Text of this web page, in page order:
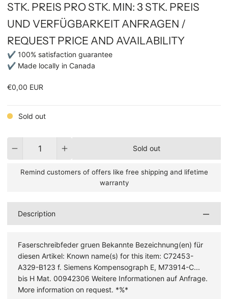
STK. PREIS PRO STK. MIN: 3 STK. PREIS
UND VERFÜGBARKEIT ANFRAGEN /
REQUEST PRICE AND AVAILABILITY
✔ 100% satisfaction guarantee
✔ Made locally in Canada
€0,00 EUR
Sold out
Sold out
Remind customers of offers like free shipping and lifetime
warranty
Description
Faserschreibfeder gruen Bekannte Bezeichnung(en) für
diesen Artikel: Known name(s) for this item: C72453-
A329-B123 f. Siemens Kompensograph E, M73914-C...
bis H Mat. 00942306 Weitere Informationen auf Anfrage.
More information on request. *%*